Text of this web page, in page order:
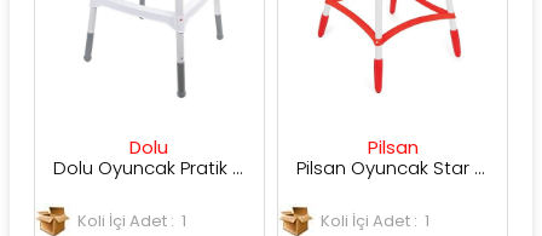
Dolu
Dolu Oyuncak Pratik Mama Sandalyesi
Koli İçi Adet : 1
Pilsan
Pilsan Oyuncak Star Mama Sandalyesi (Kırmızı-Mavi-Pembe)
Koli İçi Adet : 1